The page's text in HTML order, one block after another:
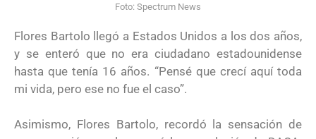
Foto: Spectrum News
Flores Bartolo llegó a Estados Unidos a los dos años,
y se enteró que no era ciudadano estadounidense
hasta que tenía 16 años. “Pensé que crecí aquí toda
mi vida, pero ese no fue el caso”.
Asimismo, Flores Bartolo, recordó la sensación de